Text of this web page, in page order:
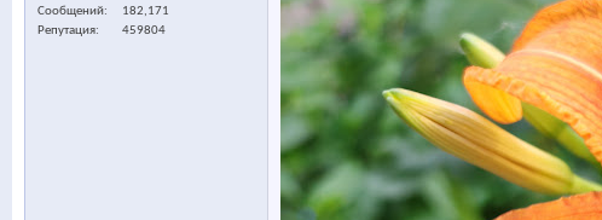
Сообщений
182,171
Репутация
459804